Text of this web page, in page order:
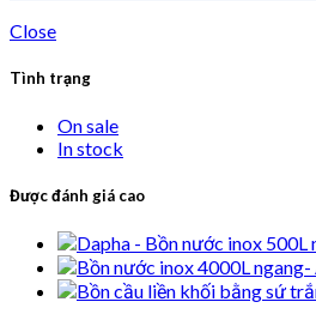
Close
Tình trạng
On sale
In stock
Được đánh giá cao